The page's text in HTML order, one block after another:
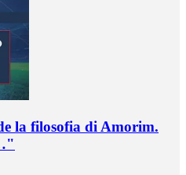
la filosofia di Amorim.